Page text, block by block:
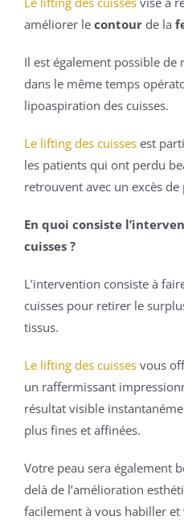
améliorer le contour de la
Il est également possible de
dans le même temps
lipoaspiration des cuisses.
Le lifting des cuisses est
les patients qui ont perdu
retrouvent avec un excès de
En quoi consiste
cuisses ?
L’intervention consiste à
cuisses pour retirer le
tissus.
Le lifting des cuisses vous
un raffermissant
résultat visible
plus fines et affinées.
Votre peau sera également
delà de l’amélioration
facilement à vous habiller